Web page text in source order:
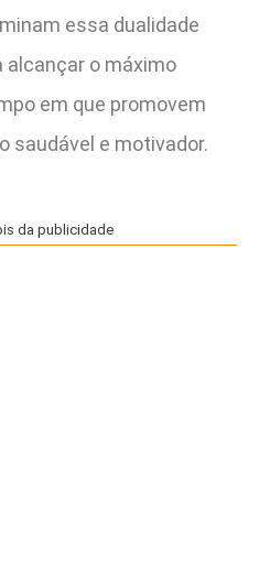
essa dualidade
alcançar o máximo
em que promovem
saudável e motivador.
da publicidade